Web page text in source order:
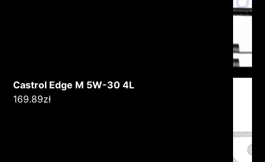
Castrol Edge M 5W-30 4L
169.89zł